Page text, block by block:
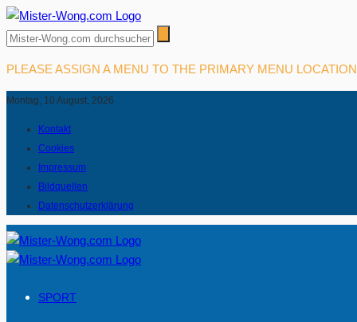
PLEASE ASSIGN A MENU TO THE PRIMARY MENU
Montag, 10 August, 2026
Kontakt
Cookies
Impressum
Bildquellen
Datenschutzerklärung
SPORT